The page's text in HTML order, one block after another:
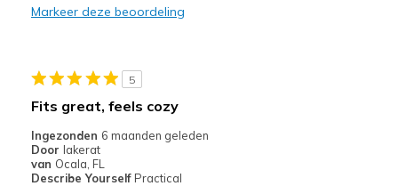
Sizing
I'm Into Shoes
Markeer deze beoordeling
5
Fits great, feels cozy
Ingezonden 6 maanden geleden
Door lakerat
van Ocala, FL
Describe Yourself Practical